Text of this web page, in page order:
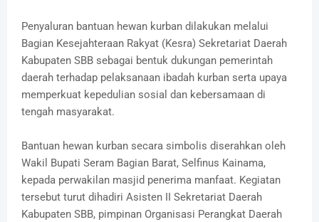
Penyaluran bantuan hewan kurban dilakukan melalui
Bagian Kesejahteraan Rakyat (Kesra) Sekretariat Daerah
Kabupaten SBB sebagai bentuk dukungan pemerintah
daerah terhadap pelaksanaan ibadah kurban serta upaya
memperkuat kepedulian sosial dan kebersamaan di
tengah masyarakat.
Bantuan hewan kurban secara simbolis diserahkan oleh
Wakil Bupati Seram Bagian Barat, Selfinus Kainama,
kepada perwakilan masjid penerima manfaat. Kegiatan
tersebut turut dihadiri Asisten II Sekretariat Daerah
Kabupaten SBB, pimpinan Organisasi Perangkat Daerah